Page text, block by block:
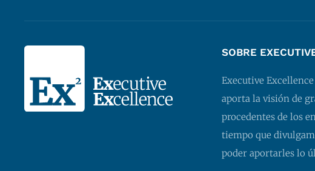
SOBRE
Executive
aporta la visión de
procedentes de los
tiempo que
poder aportarles lo